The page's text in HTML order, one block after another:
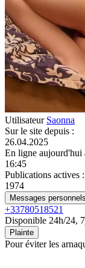
Utilisateur Saonna
Sur le site depuis :
26.04.2025
En ligne aujourd'hui
16:45
Publications actives :
1974
Messages personnels
+33780518521
Disponible 24h/24,
Plainte
Pour éviter les